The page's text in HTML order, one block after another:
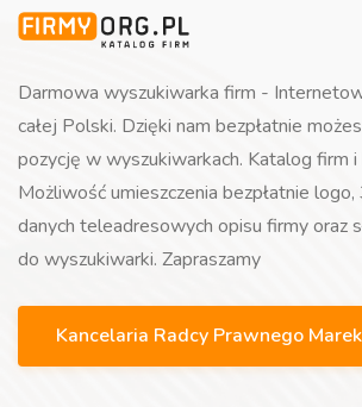
Darmowa wyszukiwarka firm -
całej Polski. Dzięki nam bezpłatnie
pozycję w wyszukiwarkach. Katalog firm i
Możliwość umieszczenia bezpłatnie logo,
danych teleadresowych opisu firmy oraz
do wyszukiwarki. Zapraszamy
Kancelaria Radcy Prawnego